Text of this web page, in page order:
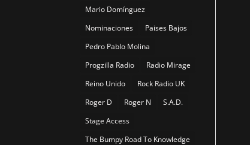
Mario Domínguez
Nominaciones
Paises Bajos
Pedro Pablo Molina
Progzilla Radio
Radio Mirage
Reino Unido
Rock Radio UK
Roger D
Roger N
S.A.D.
Stage Access
The Bumpy Road To Knowledge